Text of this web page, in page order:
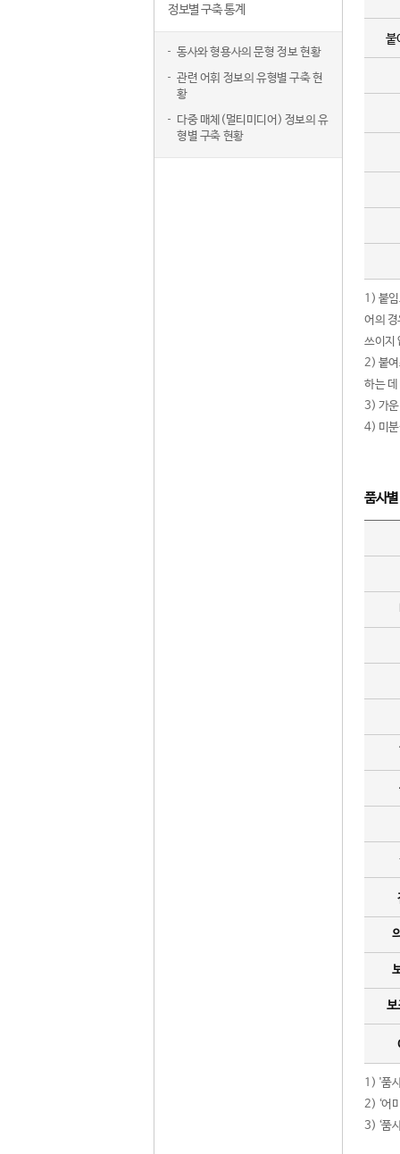
정보별 구축 통계
동사와 형용사의 문형 정보 현황
관련 어휘 정보의 유형별 구축 현
황
다중 매체(멀티미디어) 정보의 유
형별 구축 현황
붙
1) 붙
어의
쓰이지
2) 붙여
하는
3) 가운
4) 미분
품사
보
1) '품
2) ‘어
3) ‘품